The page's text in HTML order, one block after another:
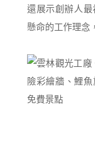
還展示創辦人
懸命的工作理念